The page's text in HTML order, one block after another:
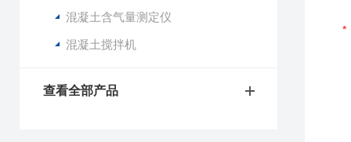
混凝土含气量测定仪
混凝土搅拌机
查看全部产品